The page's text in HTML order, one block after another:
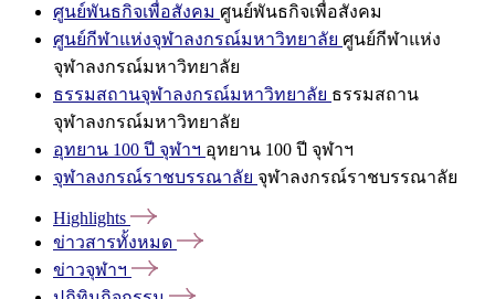
ศูนย์พันธกิจเพื่อสังคม ศูนย์พันธกิจเพื่อสังคม
ศูนย์กีฬาแห่งจุฬาลงกรณ์มหาวิทยาลัย ศูนย์กีฬาแห่ง
จุฬาลงกรณ์มหาวิทยาลัย
ธรรมสถานจุฬาลงกรณ์มหาวิทยาลัย ธรรมสถาน
จุฬาลงกรณ์มหาวิทยาลัย
อุทยาน 100 ปี จุฬาฯ อุทยาน 100 ปี จุฬาฯ
จุฬาลงกรณ์ราชบรรณาลัย จุฬาลงกรณ์ราชบรรณาลัย
Highlights
ข่าวสารทั้งหมด
ข่าวจุฬาฯ